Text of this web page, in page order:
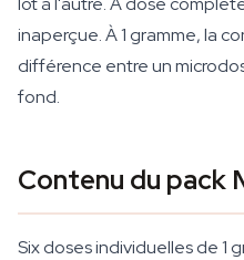
inaperçue. À 1 gramme, la
différence entre un
fond.
Contenu du pack
Six doses individuelles de 1